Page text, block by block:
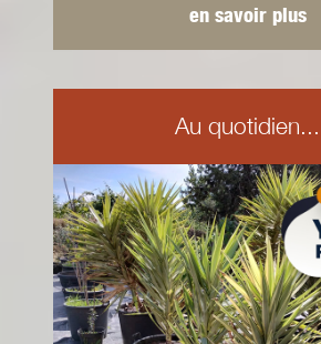
en savoir plus
Au quotidien...